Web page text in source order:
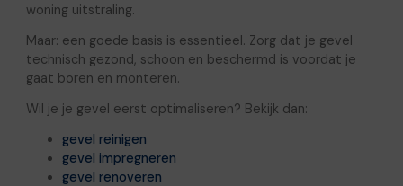
woning uitstraling.
Maar: een goede basis is essentieel. Zorg dat je gevel
technisch gezond, schoon en beschermd is voordat je
gaat boren en monteren.
Wil je je gevel eerst optimaliseren? Bekijk dan:
gevel reinigen
gevel impregneren
gevel renoveren